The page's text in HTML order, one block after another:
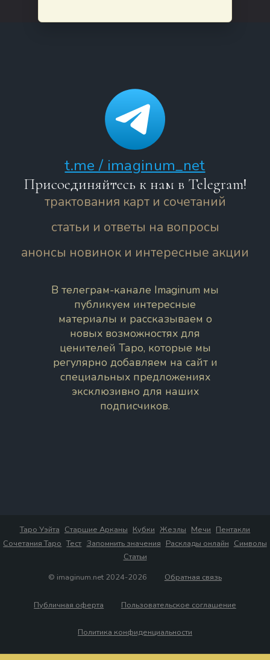
t.me / imaginum_net
Присоединяйтесь к нам в Telegram!
трактования карт и сочетаний
статьи и ответы на вопросы
анонсы новинок и интересные акции
В телеграм-канале Imaginum мы
публикуем интересные
материалы и рассказываем о
новых возможностях для
ценителей Таро, которые мы
регулярно добавляем на сайт и
специальных предложениях
эксклюзивно для наших
подписчиков.
Таро Уэйта Старшие Арканы Кубки Жезлы Мечи Пентакли
Сочетания Таро Тест Запомнить значения Расклады онлайн Символы
Статьи
© imaginum.net 2024-2026
Обратная связь
Публичная оферта Пользовательское соглашение
Политика конфиденциальности